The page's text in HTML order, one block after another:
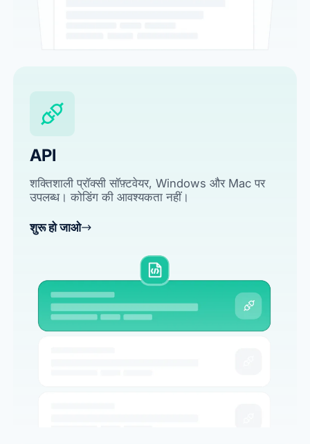
API
शक्तिशाली प्रॉक्सी सॉफ़्टवेयर, Windows और Mac पर
उपलब्ध। कोडिंग की आवश्यकता नहीं।
शुरू हो जाओ